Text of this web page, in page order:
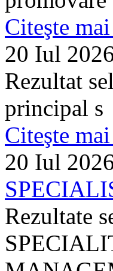
Citeşte
20 Iul
Rezultat
principal s
Citeşte
20 Iul
Rezultate